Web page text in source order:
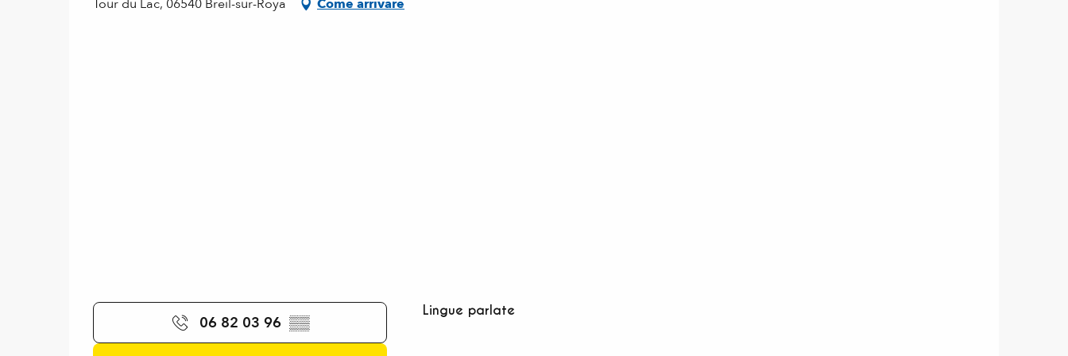
Tour du Lac, 06540 Breil-sur-Roya Come arrivare
06 82 03 96 ▒▒
Lingue parlate
Lingue parlate